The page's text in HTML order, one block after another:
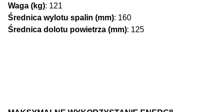
Waga (kg): 121
Średnica wylotu spalin (mm): 160
Średnica dolotu powietrza (mm): 125